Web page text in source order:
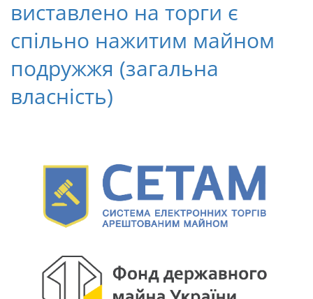
виставлено на торги є
спільно нажитим майном
подружжя (загальна
власність)